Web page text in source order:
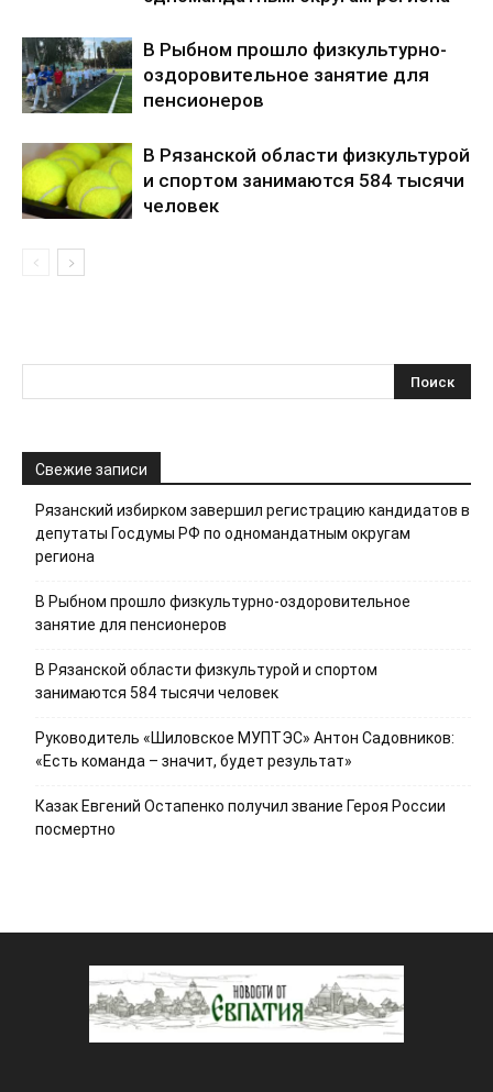
В Рыбном прошло физкультурно-
оздоровительное занятие для
пенсионеров
В Рязанской области физкультурой
и спортом занимаются 584 тысячи
человек
Свежие записи
Рязанский избирком завершил регистрацию кандидатов в
депутаты Госдумы РФ по одномандатным округам
региона
В Рыбном прошло физкультурно-оздоровительное
занятие для пенсионеров
В Рязанской области физкультурой и спортом
занимаются 584 тысячи человек
Руководитель «Шиловское МУПТЭС» Антон Садовников:
«Есть команда – значит, будет результат»
Казак Евгений Остапенко получил звание Героя России
посмертно